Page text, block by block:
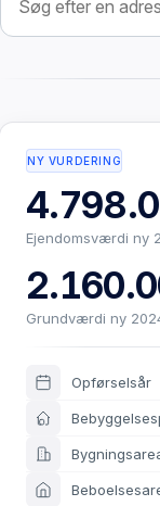
NY VURDERING
Ejendomsværdi ny
Grundværdi ny
Opførselsår